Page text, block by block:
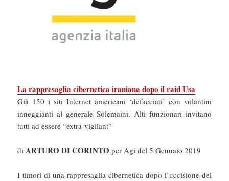
La rappresaglia cibernetica iraniana dopo il raid Usa
Già 150 i siti Internet americani ‘defacciati’ con volantini
inneggianti al generale Solemaini. Alti funzionari invitano
tutti ad essere “extra-vigilant”​
diARTURO DI CORINTO per Agi del 5 Gennaio 2019
I timori di una rappresaglia cibernetica dopo l’uccisione del